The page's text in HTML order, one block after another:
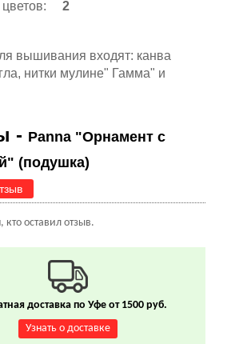
2
вышивания входят: канва
нитки мулине" Гамма" и
- Panna "Орнамент с
(подушка)
кто оставил отзыв.
доставка по Уфе от 1500 руб.
Узнать о доставке